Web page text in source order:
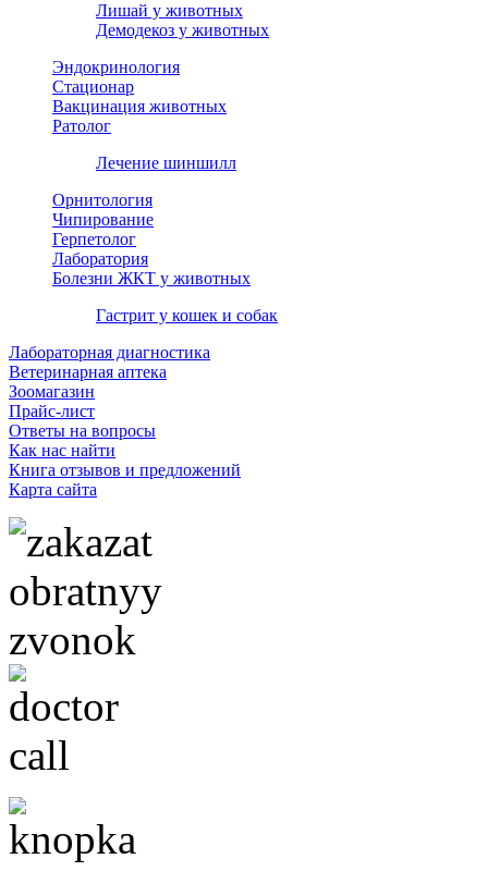
Лишай у животных
Демодекоз у животных
Эндокринология
Стационар
Вакцинация животных
Ратолог
Лечение шиншилл
Орнитология
Чипирование
Герпетолог
Лаборатория
Болезни ЖКТ у животных
Гастрит у кошек и собак
Лабораторная диагностика
Ветеринарная аптека
Зоомагазин
Прайс-лист
Ответы на вопросы
Как нас найти
Книга отзывов и предложений
Карта сайта